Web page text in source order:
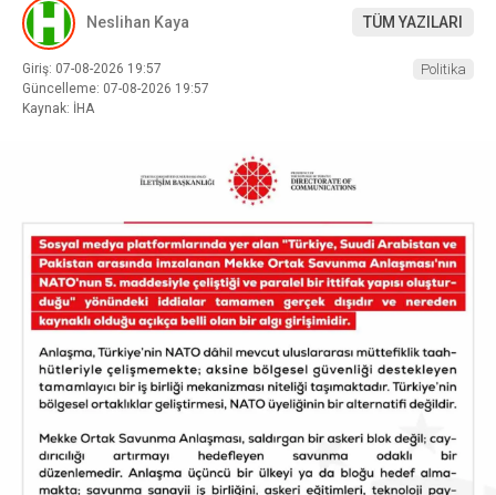
Neslihan Kaya TÜM YAZILARI
Giriş: 07-08-2026 19:57
Güncelleme: 07-08-2026 19:57
Kaynak: İHA
Politika